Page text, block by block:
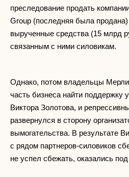
преследование продать
Group (последняя была
вырученные средства (15 млрд
связанным с ними силовикам.
Однако, потом владельцы
часть бизнеса найти поддержку
Виктора Золотова, и
развернулся в сторону
вымогательства. В результате
с рядом партнеров-силовиков
не успел сбежать, оказались